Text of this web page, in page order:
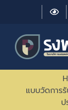
แบบวัดการ